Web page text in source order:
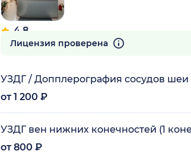
4.8
7 отзывов
Лицензия проверена
УЗДГ / Допплерография сосудов шеи
от 1 200 ₽
УЗДГ вен нижних конечностей (1
от 800 ₽